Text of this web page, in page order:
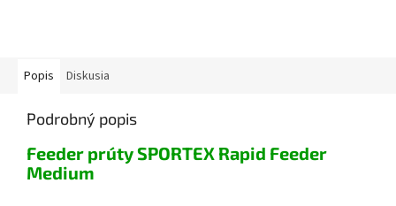
Popis Diskusia
Podrobný popis
Feeder prúty SPORTEX Rapid Feeder
Medium